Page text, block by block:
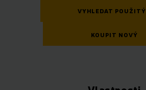
VYHLEDAT POUŽITÝ
KOUPIT NOVÝ